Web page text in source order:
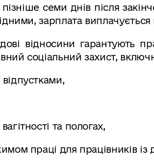
семи днів після
зарплата
відносини гарантують
соціальний захист,
та пологах,
праці для працівників із